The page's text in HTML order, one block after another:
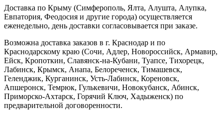
Доставка по Крыму (Симферополь, Ялта, Алушта, Алупка,
Евпатория, Феодосия и другие города) осуществляется
еженедельно, день доставки согласовывается при заказе.
Возможна доставка заказов в г. Краснодар и по
Краснодарскому краю (Сочи, Адлер, Новороссийск, Армавир,
Ейск, Кропоткин, Славянск-на-Кубани, Туапсе, Тихорецк,
Лабинск, Крымск, Анапа, Белореченск, Тимашевск,
Геленджик, Курганинск, Усть-Лабинск, Кореновск,
Апшеронск, Темрюк, Гулькевичи, Новокубанск, Абинск,
Приморско-Ахтарск, Горячий Ключ, Хадыженск) по
предварительной договоренности.